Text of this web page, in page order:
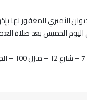
الأميري المغفور لها
عزاء الرجال/ في